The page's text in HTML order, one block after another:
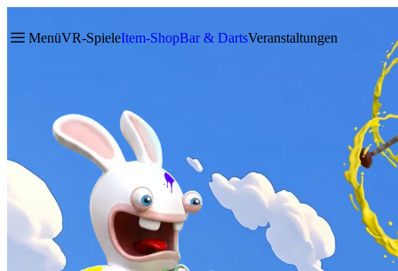
MenüVR-SpieleItem-ShopBar & DartsVeranstaltungen